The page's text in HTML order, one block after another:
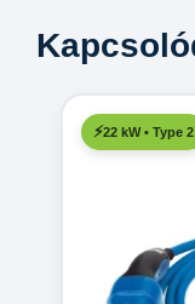
22 kW • Type 2